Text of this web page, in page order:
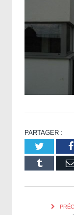
PARTAGER :
Twitter
Tumblr